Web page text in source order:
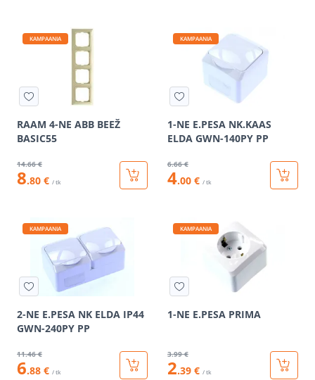
KAMPAANIA
RAAM 4-NE ABB BEEŽ
BASIC55
14.66 €
8.80 € / tk
KAMPAANIA
1-NE E.PESA NK.KAAS
ELDA GWN-140PY PP
6.66 €
4.00 € / tk
KAMPAANIA
2-NE E.PESA NK ELDA IP44
GWN-240PY PP
11.46 €
6.88 € / tk
KAMPAANIA
1-NE E.PESA PRIMA
3.99 €
2.39 € / tk